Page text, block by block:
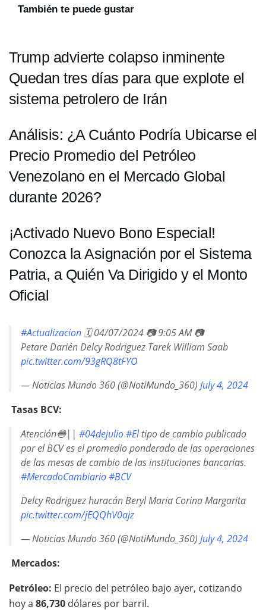
También te puede gustar
Trump advierte colapso inminente
Quedan tres días para que explote el
sistema petrolero de Irán
Análisis: ¿A Cuánto Podría Ubicarse el
Precio Promedio del Petróleo
Venezolano en el Mercado Global
durante 2026?
¡Activado Nuevo Bono Especial!
Conozca la Asignación por el Sistema
Patria, a Quién Va Dirigido y el Monto
Oficial
#Actualizacion 🗓 04/07/2024 📷 9:05 AM 📷
Petare Darién Delcy Rodriguez Tarek William Saab
pic.twitter.com/93gRQ8tFYO
— Noticias Mundo 360 (@NotiMundo_360) July 4, 2024
Tasas BCV:
Atención🔵|| #04dejulio#Eltipo de cambio publicado
por el BCV es el promedio ponderado de las operaciones
de las mesas de cambio de las instituciones bancarias.
#MercadoCambiario#BCV
Delcy Rodriguez huracán Beryl Maria Corina Margarita
pic.twitter.com/jEQQhV0ajz
— Noticias Mundo 360 (@NotiMundo_360) July 4, 2024
Mercados:
Petróleo: El precio del petróleo bajo ayer, cotizando
hoy a 86,730 dólares por barril.